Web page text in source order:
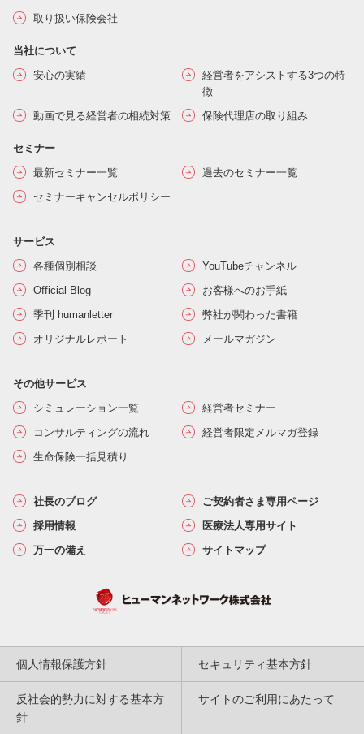
取り扱い保険会社
当社について
安心の実績
経営者をアシストする3つの特
徴
動画で見る経営者の相続対策
保険代理店の取り組み
セミナー
最新セミナー一覧
過去のセミナー一覧
セミナーキャンセルポリシー
サービス
各種個別相談
YouTubeチャンネル
Official Blog
お客様へのお手紙
季刊 humanletter
弊社が関わった書籍
オリジナルレポート
メールマガジン
その他サービス
シミュレーション一覧
経営者セミナー
コンサルティングの流れ
経営者限定メルマガ登録
生命保険一括見積り
社長のブログ
ご契約者さま専用ページ
採用情報
医療法人専用サイト
万一の備え
サイトマップ
個人情報保護方針 セキュリティ基本方針
反社会的勢力に対する基本方
針
サイトのご利用にあたって